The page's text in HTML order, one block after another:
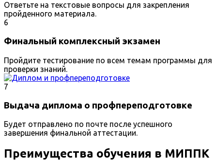
Ответьте на текстовые вопросы для закрепления
пройденного материала.
6
Финальный комплексный экзамен
Пройдите тестирование по всем темам программы для
проверки знаний.
7
Выдача диплома о профпереподготовке
Будет отправлено по почте после успешного
завершения финальной аттестации.
Преимущества обучения в МИППК